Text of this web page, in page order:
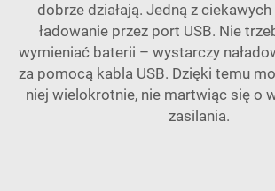
dobrze działają. Jedną z
ładowanie przez port USB. Nie
wymieniać baterii – wystarczy
za pomocą kabla USB. Dzięki temu
niej wielokrotnie, nie martwiąc się o
zasilania.